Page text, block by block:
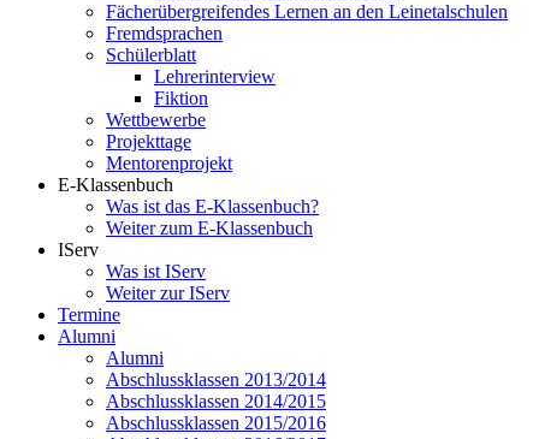
Fächerübergreifendes Lernen an den Leinetalschulen
Fremdsprachen
Schülerblatt
Lehrerinterview
Fiktion
Wettbewerbe
Projekttage
Mentorenprojekt
E-Klassenbuch
Was ist das E-Klassenbuch?
Weiter zum E-Klassenbuch
IServ
Was ist IServ
Weiter zur IServ
Termine
Alumni
Alumni
Abschlussklassen 2013/2014
Abschlussklassen 2014/2015
Abschlussklassen 2015/2016